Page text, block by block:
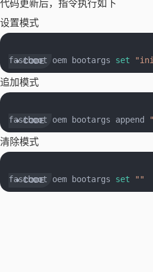
代码更新后，指令执行如下
设置模式
fastboot oem bootargs set
追加模式
fastboot oem bootargs append
清除模式
fastboot oem bootargs set ""